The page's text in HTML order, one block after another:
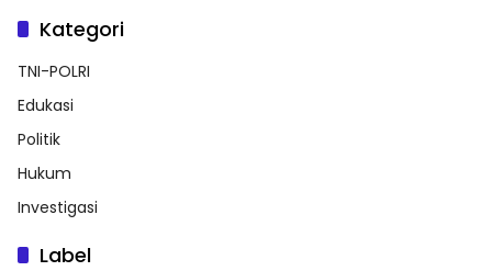
Kategori
TNI-POLRI
Edukasi
Politik
Hukum
Investigasi
Label